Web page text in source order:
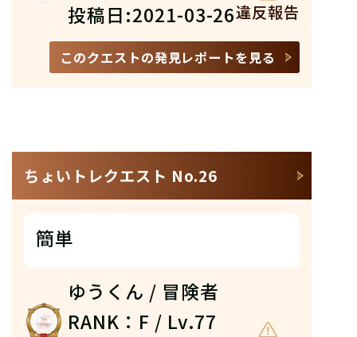
投稿日:2021-03-26違反報告
このクエストの発見レポートを見る
ちょいトレクエスト No.26
簡単
ゆうくん / 冒険者
RANK：F / Lv.77